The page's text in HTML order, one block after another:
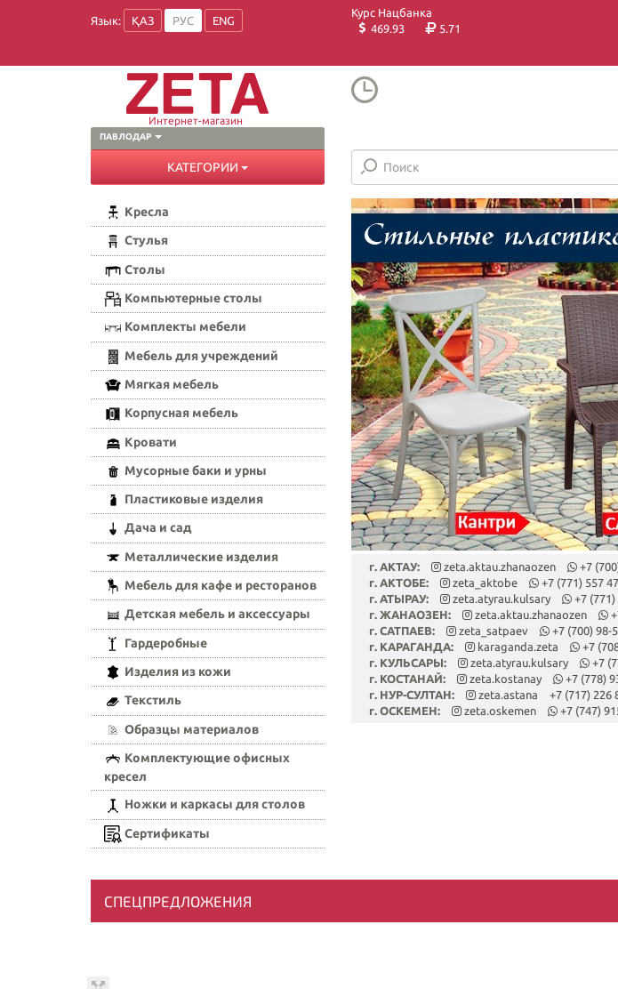
Язык: ҚАЗ РУС ENG
Курс Нацбанка
469.93
5.71
ПАВЛОДАР
Интернет-магазин
КАТЕГОРИИ
Кресла
Стулья
Столы
Компьютерные столы
Комплекты мебели
Мебель для учреждений
Мягкая мебель
Корпусная мебель
Кровати
Мусорные баки и урны
Пластиковые изделия
Дача и сад
Металлические изделия
Мебель для кафе и ресторанов
Детская мебель и аксессуары
Гардеробные
Изделия из кожи
Текстиль
Образцы материалов
Комплектующие офисных
кресел
Ножки и каркасы для столов
Сертификаты
г. АКТАУ: zeta.aktau.zhanaozen
+7
г. АКТОБЕ:
zeta_aktobe
+7 (771) 557
г. АТЫРАУ:
zeta.atyrau.kulsary
+7 (771)
г. ЖАНАОЗЕН:
zeta.aktau.zhanaozen
г. САТПАЕВ:
zeta_satpaev
+7 (700) 98-
г. КАРАГАНДА:
karaganda.zeta
+7
г. КУЛЬСАРЫ:
zeta.atyrau.kulsary
+7
г. КОСТАНАЙ:
zeta.kostanay
+7 (778)
г. НУР-СУЛТАН:
zeta.astana
+7 (717) 226
г. ОСКЕМЕН:
zeta.oskemen +7 (747)
СПЕЦПРЕДЛОЖЕНИЯ